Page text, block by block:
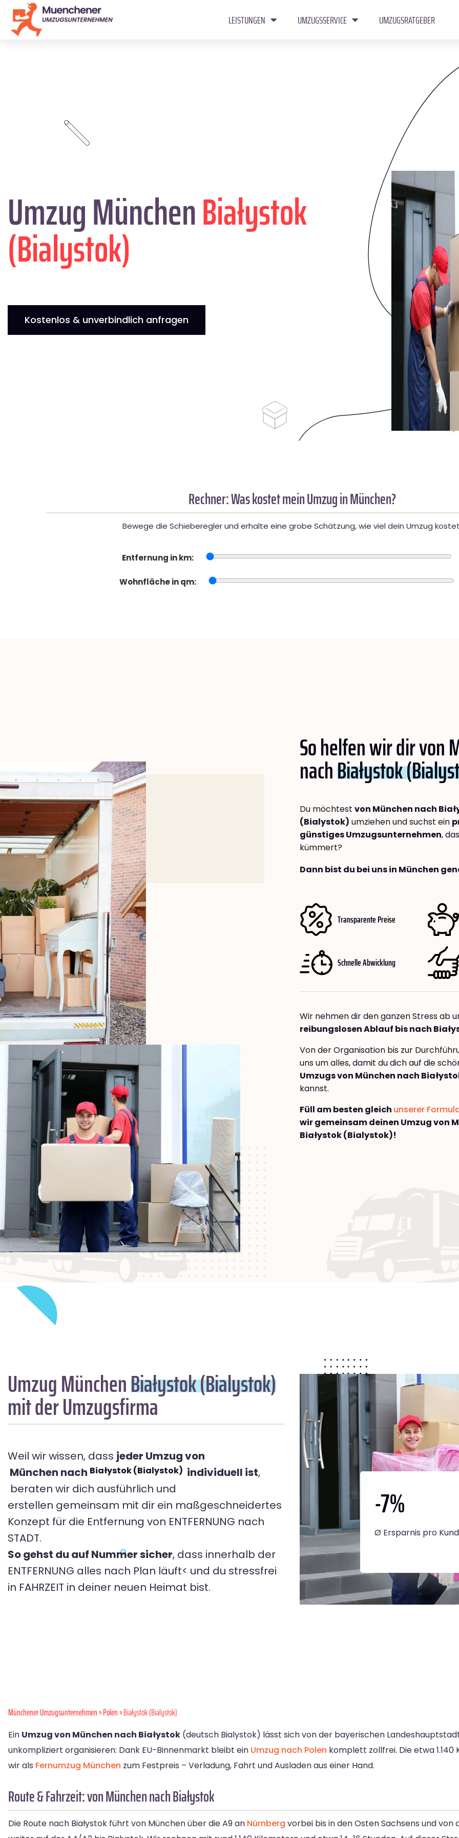
LEISTUNGEN UMZUGSSERVICE UMZUGSRATGEBER
Umzug MünchenBiałystok
(Bialystok)
Kostenlos & unverbindlich anfragen
Rechner: Was kostet mein Umzug in München?
Bewege die Schieberegler und erhalte eine grobe Schätzung, wie viel dein Umzug
Entfernung in km:
Wohnfläche in qm:
So helfen wir dir von
nachBiałystok
Du möchtest von München nach
(Bialystok) umziehen und suchst ein
günstiges Umzugsunternehmen,
kümmert?
Dann bist du bei uns in München
Transparente Preise
Schnelle Abwicklung
Wir nehmen dir den ganzen Stress ab
reibungslosen Ablauf bis nach
Von der Organisation bis zur
uns um alles, damit du dich auf die
Umzugs von München nach
kannst.
Füll am besten gleich unserer
wir gemeinsam deinen Umzug von
Białystok (Bialystok)!
Umzug MünchenBiałystok (Bialystok)
mit der Umzugsfirma
Weil wir wissen, dass jeder Umzug von
München nach Białystok (Bialystok) individuell ist,
beraten wir dich ausführlich und
erstellen gemeinsam mit dir ein maßgeschneidertes
Konzept für die Entfernung von ENTFERNUNG nach
STADT.
So gehst du auf Nummer sicher, dass innerhalb der
ENTFERNUNG alles nach Plan läuft< und du stressfrei
in FAHRZEIT in deiner neuen Heimat bist.
-7%
Ø Ersparnis pro
Münchener Umzugsunternehmen»Polen» Białystok (Bialystok)
Ein Umzug von München nach Białystok (deutsch Bialystok) lässt sich von der bayerischen
unkompliziert organisieren: Dank EU-Binnenmarkt bleibt ein Umzug nach Polen komplett zollfrei. Die etwa
wir als Fernumzug München zum Festpreis – Verladung, Fahrt und Ausladen aus einer Hand.
Route & Fahrzeit: von München nach Białystok
Die Route nach Białystok führt von München über die A9 an Nürnberg vorbei bis in den Osten Sachsens und